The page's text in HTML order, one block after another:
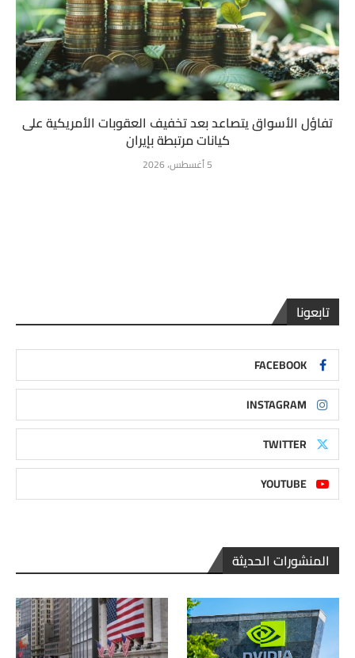
تفاؤل الأسواق يتصاعد بعد تخفيف العقوبات الأمريكية على
كيانات مرتبطة بإيران
5 أغسطس، 2026
تابعونا
FACEBOOK
INSTAGRAM
TWITTER
YOUTUBE
المنشورات الحديثة